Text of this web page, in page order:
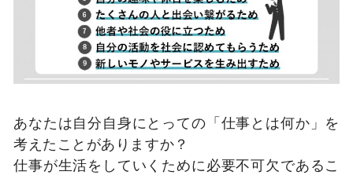
あなたは自分自身にとっての「仕事とは何か」を
考えたことがありますか？
仕事が生活をしていくために必要不可欠であるこ